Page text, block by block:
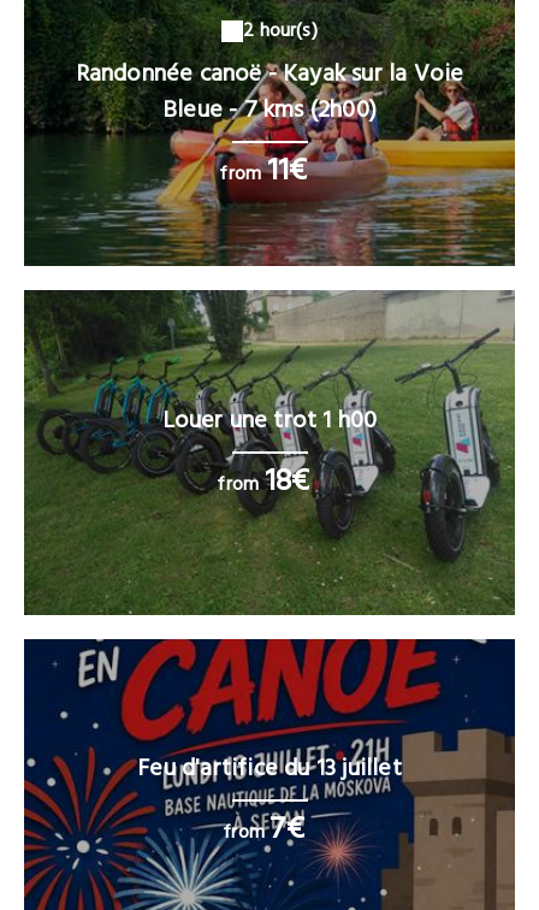
2 hour(s)
Randonnée canoë - Kayak sur la Voie
Bleue - 7 kms (2h00)
from11€
Louer une trot 1 h00
from18€
Feu d'artifice du 13 juillet
from7€